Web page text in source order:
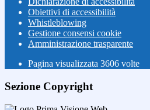
Obiettivi di accessibilità
Whistleblowing
Gestione consensi cookie
Amministrazione trasparente
Pagina visualizzata 3606 volte
Sezione Copyright